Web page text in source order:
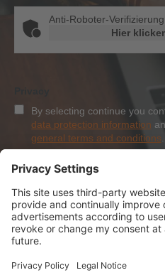
Anti-Roboter-Verifizierung
Hier
By selecting continue you
data protection information
general terms and conditions
Sign-Up
About Dolezych
Products and Services